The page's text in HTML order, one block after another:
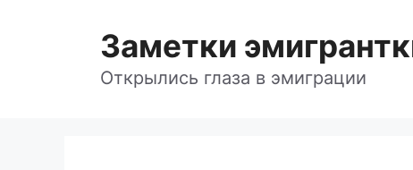
Заметки
Открылись глаза в эмиграции